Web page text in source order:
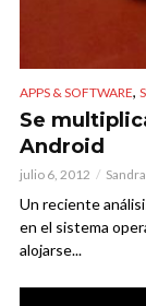
APPS & SOFTWARE,
Se
Android
julio 6, 2012
Un reciente
en el sistema
alojarse...